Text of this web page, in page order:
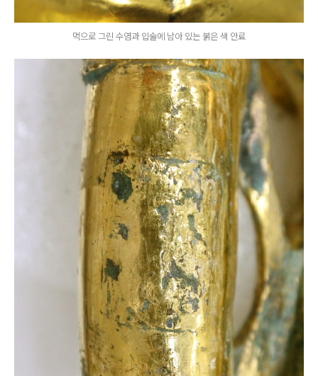
먹으로 그린 수염과 입술에 남아 있는 붉은 색 안료